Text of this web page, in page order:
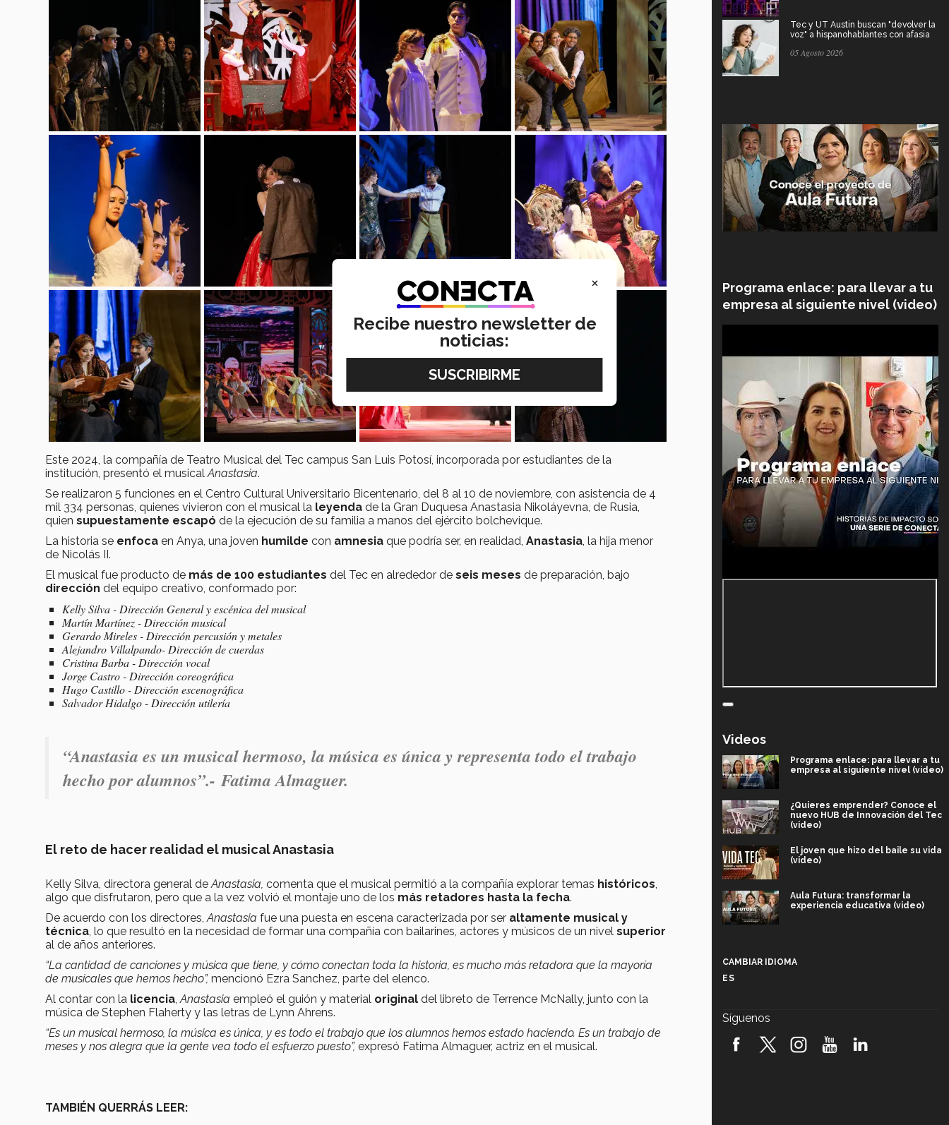
Este 2024, la compañía de Teatro Musical del Tec campus San Luis Potosí, incorporada por estudiantes de la
institución, presentó el musicalAnastasia.
Se realizaron 5 funciones en el Centro Cultural Universitario Bicentenario, del 8 al 10 de noviembre, con asistencia de 4
mil 334 personas, quienes vivieron con el musical la leyenda de la Gran Duquesa Anastasia Nikoláyevna, de Rusia,
quien supuestamente escapó de la ejecución de su familia a manos del ejército bolchevique.
La historia se enfoca en Anya, una joven humilde con amnesia que podría ser, en realidad, Anastasia, la hija menor
de Nicolás II.
El musical fue producto de más de 100 estudiantes del Tec en alrededor de seis meses de preparación, bajo
dirección del equipo creativo, conformado por:
Kelly Silva - Dirección General y escénica del musical
Martín Martínez - Dirección musical
Gerardo Mireles - Dirección percusión y metales
Alejandro Villalpando- Dirección de cuerdas
Cristina Barba - Dirección vocal
Jorge Castro - Dirección coreográfica
Hugo Castillo - Dirección escenográfica
Salvador Hidalgo - Dirección utilería
“Anastasia es un musical hermoso, la música es única y representa todo el trabajo
hecho por alumnos”.-Fatima Almaguer.
El reto de hacer realidad el musical Anastasia
Kelly Silva, directora general deAnastasia, comenta que el musical permitió a la compañía explorar temas históricos,
algo que disfrutaron, pero que a la vez volvió el montaje uno de los más retadores hasta la fecha.
De acuerdo con los directores,Anastasia fue una puesta en escena caracterizada por ser altamente musical y
técnica, lo que resultó en la necesidad de formar una compañía con bailarines, actores y músicos de un nivel superior
al de años anteriores.
“La cantidad de canciones y música que tiene, y cómo conectan toda la historia, es mucho más retadora que la mayoría
de musicales que hemos hecho”, mencionó Ezra Sanchez, parte del elenco.
Al contar con la licencia,Anastasia empleó el guión y material original del libreto de Terrence McNally, junto con la
música de Stephen Flaherty y las letras de Lynn Ahrens.
“Es un musical hermoso, la música es única, y es todo el trabajo que los alumnos hemos estado haciendo. Es un trabajo de
meses y nos alegra que la gente vea todo el esfuerzo puesto”, expresó Fatima Almaguer, actriz en el musical.
TAMBIÉN QUERRÁS LEER:
Tec y UT Austin buscan "devolver la
voz" a hispanohablantes con afasia
05 Agosto 2026
Programa enlace: para llevar a tu
empresa al siguiente nivel (video)
Videos
Programa enlace: para llevar a tu
empresa al siguiente nivel (video)
¿Quieres emprender? Conoce el
nuevo HUB de Innovación del Tec
(video)
El joven que hizo del baile su vida
(video)
Aula Futura: transformar la
experiencia educativa (video)
robótica FIRST 2026! (video)
CAMBIAR IDIOMA
ES
Síguenos
×
Recibe nuestro newsletter de
noticias: